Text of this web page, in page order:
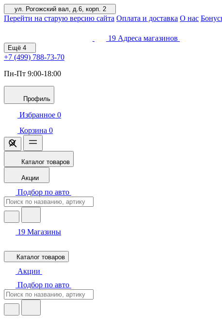
ул. Рогожский вал, д.6, корп. 2
Перейти на старую версию сайта Оплата и доставка О нас
19 Адреса магазинов
Ещё 4
+7 (499) 788-73-70
Пн-Пт 9:00-18:00
Профиль
Избранное 0
Корзина 0
Каталог товаров
Акции
Подбор по авто
19 Магазины
Каталог товаров
Акции
Подбор по авто